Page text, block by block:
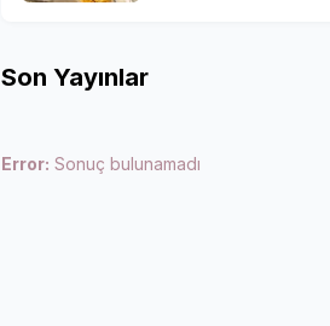
Son Yayınlar
Error: Sonuç bulunamadı